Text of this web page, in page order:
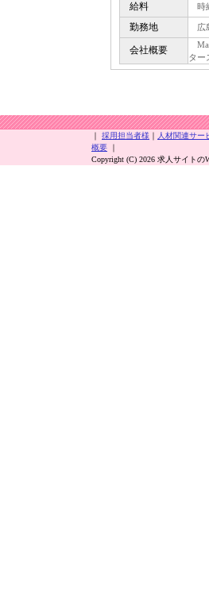
給料 時
勤務地 広
会社概要
ター
｜ 採用担当者様 ｜ 人材関連サー
概要 ｜
Copyright (C) 2026 求人サイトの